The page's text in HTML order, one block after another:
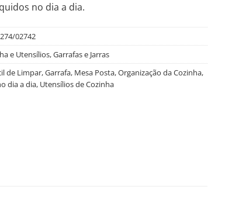
no dia a dia.
02742
e Utensílios,Garrafas e Jarras
de Limpar,Garrafa, Mesa Posta,Organização da Cozinha,
dia a dia, Utensílios de Cozinha